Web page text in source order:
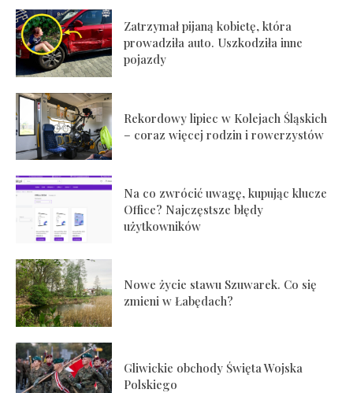
Zatrzymał pijaną kobietę, która
prowadziła auto. Uszkodziła inne
pojazdy
Rekordowy lipiec w Kolejach Śląskich
– coraz więcej rodzin i rowerzystów
Na co zwrócić uwagę, kupując klucze
Office? Najczęstsze błędy
użytkowników
Nowe życie stawu Szuwarek. Co się
zmieni w Łabędach?
Gliwickie obchody Święta Wojska
Polskiego